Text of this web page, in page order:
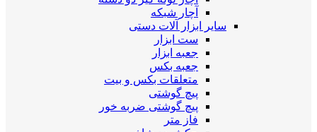
آچار شبکه
سایر ابزار آلات دستی
ست ابزار
جعبه ابزار
جعبه بکس
متعلقات بکس و بیت
پیچ گوشتی
پیچ گوشتی ضربه خور
فاز متر